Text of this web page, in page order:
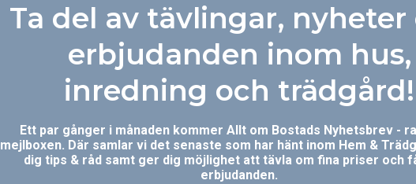
Ta del av tävlingar, nyheter
erbjudanden inom hus,
inredning och trädgård!
Ett par gånger i månaden kommer Allt om Bostads Nyhetsbrev -
mejlboxen. Där samlar vi det senaste som har hänt inom Hem &
dig tips & råd samt ger dig möjlighet att tävla om fina priser och
erbjudanden.